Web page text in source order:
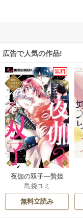
広告で人気の作品!
無料
夜伽の双子―贄姫
は二人の王子に愛
される―
島袋ユミ
無料立読み